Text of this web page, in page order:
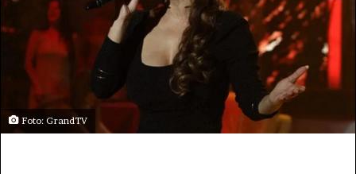
Foto: GrandTV